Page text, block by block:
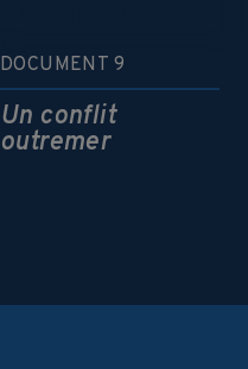
DOCUMENT 9
Un conflit
outremer